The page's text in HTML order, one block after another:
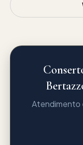
Atendimento